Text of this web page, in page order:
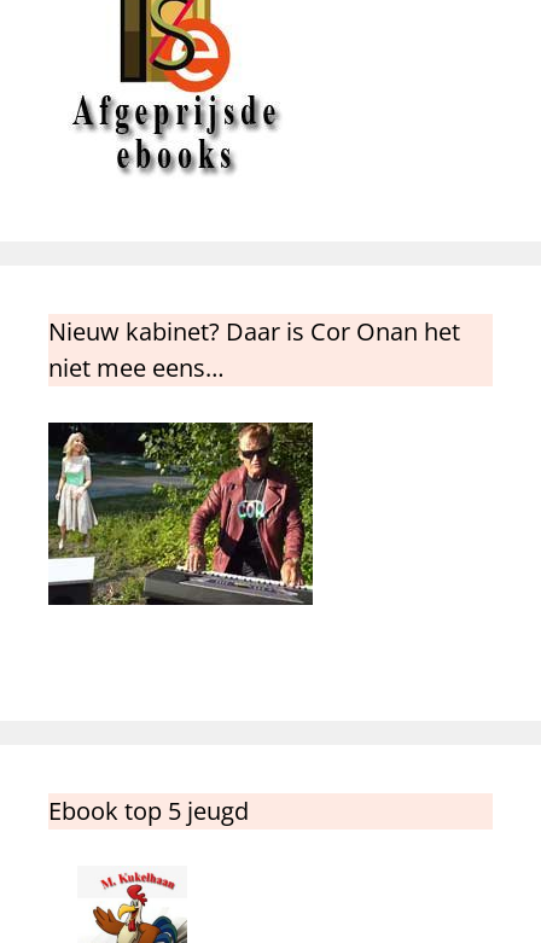
Nieuw kabinet? Daar is Cor Onan het
niet mee eens…
Ebook top 5 jeugd